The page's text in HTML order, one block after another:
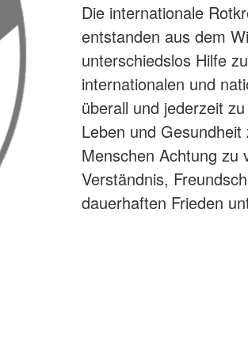
Die internationale
entstanden aus dem
unterschiedslos Hilfe
internationalen und
überall und jederzeit
Leben und
Menschen Achtung zu
Verständnis,
dauerhaften Frieden